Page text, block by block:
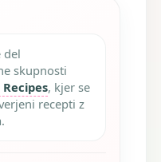
del
skupnosti
, kjer se
recepti z